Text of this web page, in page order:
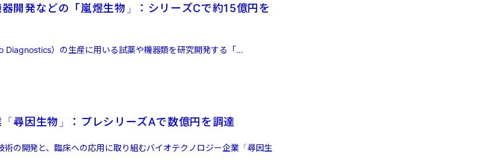
開発などの「嵐煜生物」：シリーズCで約15億円を
Diagnostics）の生産に用いる試薬や機器類を研究開発する「...
尋因生物」：プレシリーズAで数億円を調達
の開発と、臨床への応用に取り組むバイオテクノロジー企業「尋因生